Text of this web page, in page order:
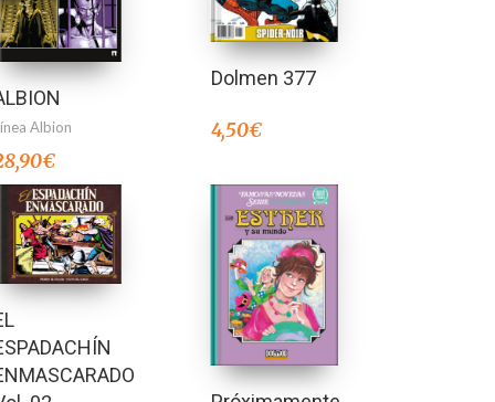
Albion
€
Dolmen 377
4,50€